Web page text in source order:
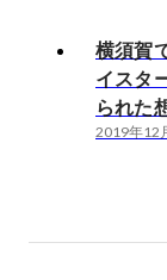
横須賀
イスタ
られた
2019年12